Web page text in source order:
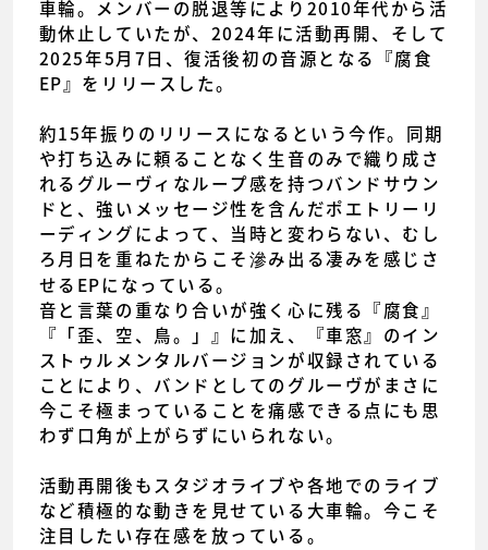
車輪。メンバーの脱退等により2010年代から活
動休止していたが、2024年に活動再開、そして
2025年5月7日、復活後初の音源となる『腐食
EP』をリリースした。
約15年振りのリリースになるという今作。同期
や打ち込みに頼ることなく生音のみで織り成さ
れるグルーヴィなループ感を持つバンドサウン
ドと、強いメッセージ性を含んだポエトリーリ
ーディングによって、当時と変わらない、むし
ろ月日を重ねたからこそ滲み出る凄みを感じさ
せるEPになっている。
音と言葉の重なり合いが強く心に残る『腐食』
『「歪、空、鳥。」』に加え、『車窓』のイン
ストゥルメンタルバージョンが収録されている
ことにより、バンドとしてのグルーヴがまさに
今こそ極まっていることを痛感できる点にも思
わず口角が上がらずにいられない。
活動再開後もスタジオライブや各地でのライブ
など積極的な動きを見せている大車輪。今こそ
注目したい存在感を放っている。